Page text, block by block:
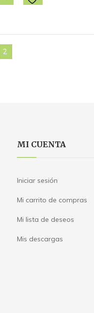
2
MI CUENTA
Iniciar sesión
Mi carrito de compras
Mi lista de deseos
Mis descargas